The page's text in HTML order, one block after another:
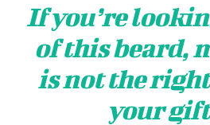
If you’re
of this beard,
is not the
your